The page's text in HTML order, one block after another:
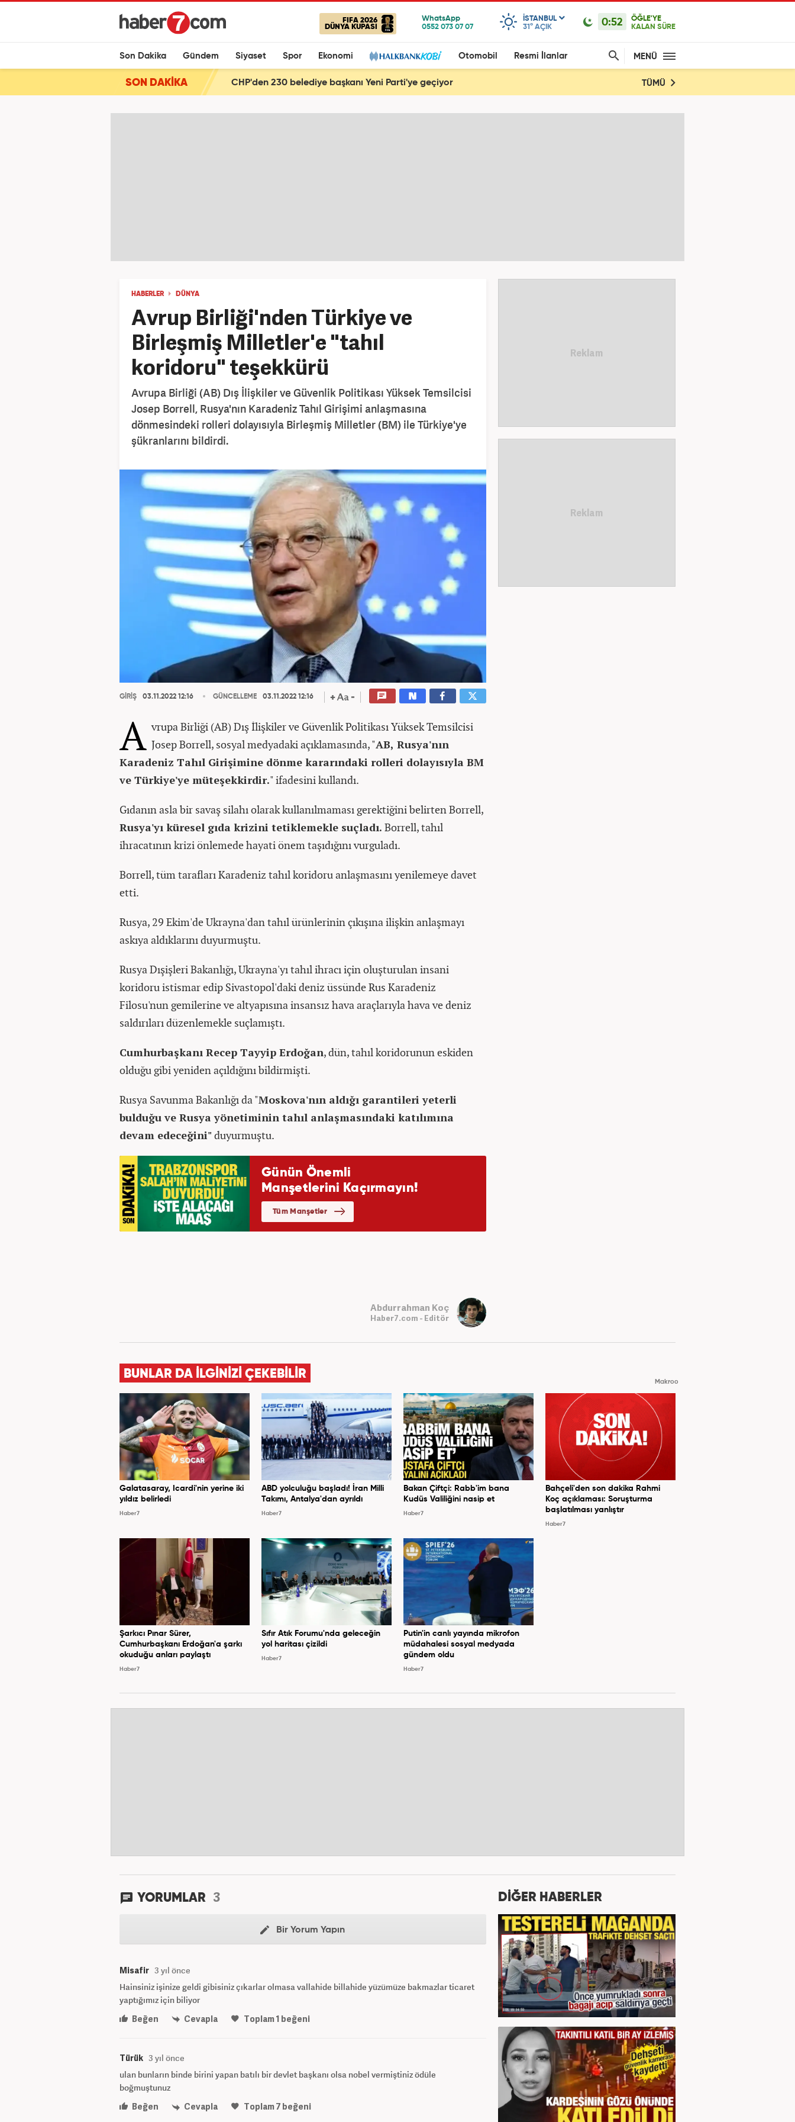
FIFA 2026
DÜNYA KUPASI
ISTANBUL
31° AÇIK 0:52
ÖĞLE'YE
KALAN SÜRE
Son Dakika Gündem Siyaset Spor Ekonomi Otomobil Resmi İlanlar MENÜ
SON DAKİKA CHP'den 230 belediye başkanı Yeni Parti'ye geçiyor TÜMÜ
HABERLER DÜNYA
Avrup Birliği'nden Türkiye ve
Birleşmiş Milletler'e "tahıl
koridoru" teşekkürü
Avrupa Birliği (AB) Dış İlişkiler ve Güvenlik Politikası Yüksek Temsilcisi
Josep Borrell, Rusya'nın Karadeniz Tahıl Girişimi anlaşmasına
dönmesindeki rolleri dolayısıyla Birleşmiş Milletler (BM) ile Türkiye'ye
şükranlarını bildirdi.
GİRİŞ 03.11.2022 12:16 GÜNCELLEME 03.11.2022 12:16
A vrupa Birliği (AB) Dış İlişkiler ve Güvenlik Politikası Yüksek Temsilcisi
Josep Borrell, sosyal medyadaki açıklamasında, "AB, Rusya'nın
Karadeniz Tahıl Girişimine dönme kararındaki rolleri dolayısıyla BM
ve Türkiye'ye müteşekkirdir." ifadesini kullandı.
Gıdanın asla bir savaş silahı olarak kullanılmaması gerektiğini belirten Borrell,
Rusya'yı küresel gıda krizini tetiklemekle suçladı. Borrell, tahıl
ihracatının krizi önlemede hayati önem taşıdığını vurguladı.
Borrell, tüm tarafları Karadeniz tahıl koridoru anlaşmasını yenilemeye davet
etti.
Rusya, 29 Ekim'de Ukrayna'dan tahıl ürünlerinin çıkışına ilişkin anlaşmayı
askıya aldıklarını duyurmuştu.
Rusya Dışişleri Bakanlığı, Ukrayna'yı tahıl ihracı için oluşturulan insani
koridoru istismar edip Sivastopol'daki deniz üssünde Rus Karadeniz
Filosu'nun gemilerine ve altyapısına insansız hava araçlarıyla hava ve deniz
saldırıları düzenlemekle suçlamıştı.
Cumhurbaşkanı Recep Tayyip Erdoğan, dün, tahıl koridorunun eskiden
olduğu gibi yeniden açıldığını bildirmişti.
Rusya Savunma Bakanlığı da "Moskova'nın aldığı garantileri yeterli
bulduğu ve Rusya yönetiminin tahıl anlaşmasındaki katılımına
devam edeceğini"duyurmuştu.
Abdurrahman Koç
Haber7.com - Editör
BUNLAR DA İLGİNİZİ ÇEKEBİLİR
Makroo
Galatasaray, Icardi'nin yerine iki
yıldız belirledi
Haber7
ABD yolculuğu başladı! İran Milli
Takımı, Antalya'dan ayrıldı
Haber7
Bakan Çiftçi: Rabb'im bana
Kudüs Valiliğini nasip et
Haber7
Bahçeli'den son dakika Rahmi
Koç açıklaması: Soruşturma
başlatılması yanlıştır
Haber7
Şarkıcı Pınar Sürer,
Cumhurbaşkanı Erdoğan'a şarkı
okuduğu anları paylaştı
Haber7
Sıfır Atık Forumu'nda geleceğin
yol haritası çizildi
Haber7
Putin'in canlı yayında mikrofon
müdahalesi sosyal medyada
gündem oldu
Haber7
YORUMLAR 3
Bir Yorum Yapın
Misafir 3 yıl önce
Hainsiniz işinize geldi gibisiniz çıkarlar olmasa vallahide billahide yüzümüze bakmazlar ticaret
yaptığımız için biliyor
Beğen
Cevapla Toplam1 beğeni
Türük 3 yıl önce
ulan bunların binde birini yapan batılı bir devlet başkanı olsa nobel vermiştiniz ödüle
boğmuştunuz
Beğen
Cevapla Toplam7 beğeni
DİĞER HABERLER